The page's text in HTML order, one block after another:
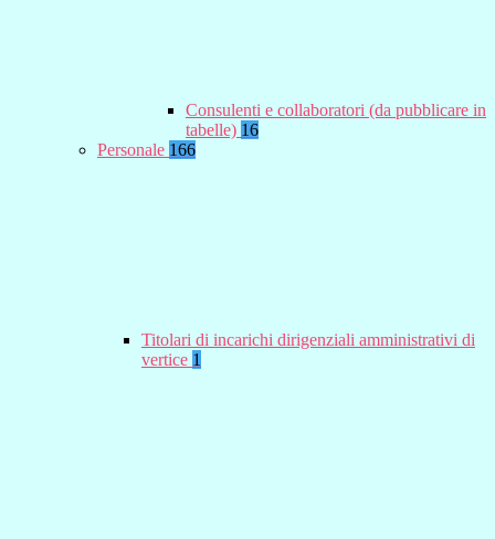
Consulenti e collaboratori (da pubblicare in
tabelle) 16
Personale 166
Titolari di incarichi dirigenziali amministrativi di
vertice 1